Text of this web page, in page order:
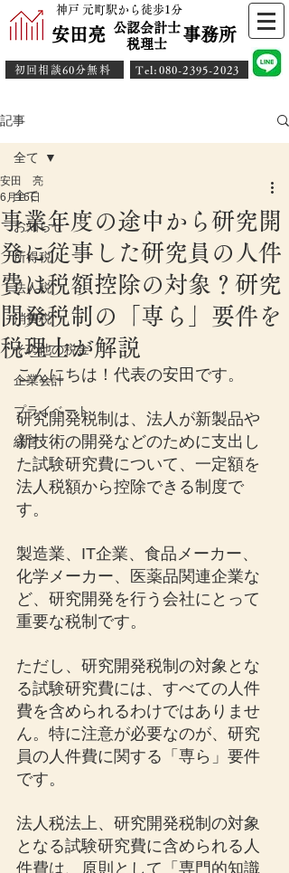
神戸 元町駅から徒歩1分
安田亮 事務所
公認会計士
​税理士
初回相談60分無料 ​Tel:080-2395-2023
記事
全て
お知らせ
所得税
法人税
消費税
その他の税金
企業会計
プライベート
経営
全て
事業年度の途中から研究開
発に従事した研究員の人件
費は税額控除の対象？研究
開発税制の「専ら」要件を
税理士が解説
安田 亮
6月16日
こんにちは！代表の安田です。
研究開発税制は、法人が新製品や
新技術の開発などのために支出し
た試験研究費について、一定額を
法人税額から控除できる制度で
す。
製造業、IT企業、食品メーカー、
化学メーカー、医薬品関連企業な
ど、研究開発を行う会社にとって
重要な税制です。
ただし、研究開発税制の対象とな
る試験研究費には、すべての人件
費を含められるわけではありませ
ん。特に注意が必要なのが、研究
員の人件費に関する「専ら」要件
です。
法人税法上、研究開発税制の対象
となる試験研究費に含められる人
件費は、原則として「専門的知識